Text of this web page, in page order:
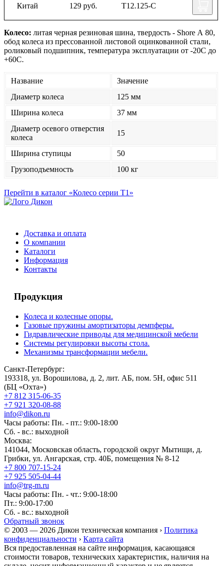
Колесо: литая черная резиновая шина, твердость - Shore А 80,
обод колеса из прессованной листовой оцинкованной стали,
роликовый подшипник, температура эксплуатации от -20С до
+60С.
Название
Значение
Диаметр колеса
125 мм
Ширина колеса
37 мм
Диаметр осевого отверстия
колеса
15
Ширина ступицы
50
Грузоподъемность
100 кг
Китай 129 руб. T12.125-C
Перейти в каталог «Колесо серии Т1»
Доставка и оплата
О компании
Каталоги
Информация
Контакты
Продукция
Колеса и колесные опоры.
Газовые пружины амортизаторы демпферы.
Гидравлические приводы для медицинской мебели
Системы регулировки высоты стола.
Механизмы трансформации мебели.
Санкт-Петербург:
193318, ул. Ворошилова, д. 2, лит. АБ, пом. 5Н, офис 511
(БЦ «Охта»)
+7 812 315-06-35
+7 921 320-08-88
info@dikon.ru
Часы работы: Пн. - пт.: 9:00-18:00
Сб. - вс.: выходной
Москва:
141044, Московская область, городской округ Мытищи, д.
Грибки, ул. Ангарская, стр. 40Б, помещения № 8-12
+7 800 707-15-24
+7 925 505-04-44
info@trg-m.ru
Часы работы: Пн. - чт.: 9:00-18:00
Пт.: 9:00-17:00
Сб. - вс.: выходной
Обратный звонок
© 2003 — 2026 Дикон техническая компания › Политика
конфиденциальности › Карта сайта
Вся предоставленная на сайте информация, касающаяся
стоимости товаров, технических характеристик, наличия на